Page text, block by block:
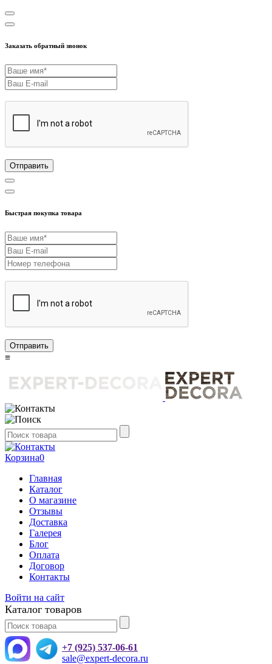
Заказать обратный звонок
Отправить
Быстрая покупка товара
Отправить
≡
Корзина0
Главная
Каталог
О магазине
Отзывы
Доставка
Галерея
Блог
Оплата
Договор
Контакты
Войти на сайт
Каталог товаров
+7 (925) 537-06-61
sale@expert-decora.ru